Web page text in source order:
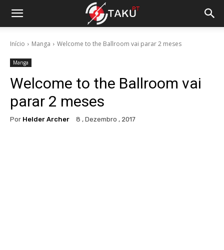
Início Manga Welcome to the Ballroom vai parar 2 meses
Manga
Welcome to the Ballroom vai
parar 2 meses
Por Helder Archer 8 , Dezembro , 2017